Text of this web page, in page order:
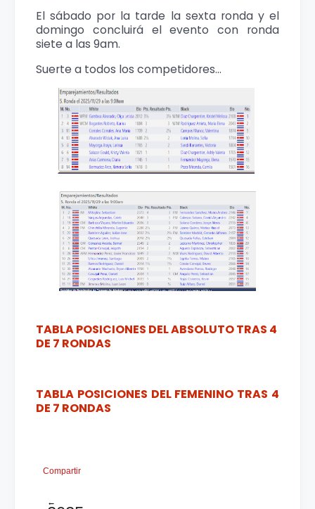
El sábado por la tarde la sexta ronda y el
domingo concluirá el evento con ronda
siete a las 9am.
Suerte a todos los competidores...
TABLA POSICIONES DEL ABSOLUTO TRAS 4
DE 7 RONDAS
TABLA POSICIONES DEL FEMENINO TRAS 4
DE 7 RONDAS
Compartir
←